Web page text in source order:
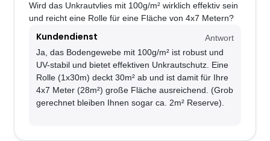
Wird das Unkrautvlies mit 100g/m² wirklich effektiv sein
und reicht eine Rolle für eine Fläche von 4x7 Metern?
Kundendienst
Antwort
Ja, das Bodengewebe mit 100g/m² ist robust und
UV-stabil und bietet effektiven Unkrautschutz. Eine
Rolle (1x30m) deckt 30m² ab und ist damit für Ihre
4x7 Meter (28m²) große Fläche ausreichend. (Grob
gerechnet bleiben Ihnen sogar ca. 2m² Reserve).